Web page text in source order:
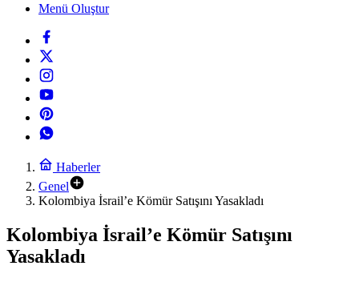
Menü Oluştur
Haberler
Genel
Kolombiya İsrail’e Kömür Satışını Yasakladı
Kolombiya İsrail’e Kömür Satışını
Yasakladı